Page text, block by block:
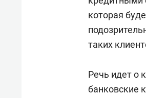
которая
таких
Речь идет о
банковские